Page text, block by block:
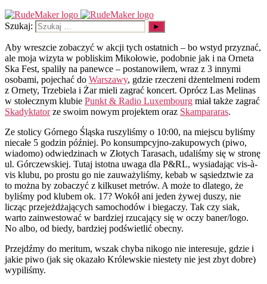
Szukaj:
Aby wreszcie zobaczyć w akcji tych ostatnich – bo wstyd przyznać,
ale moja wizyta w pobliskim Mikołowie, podobnie jak i na Orneta
Ska Fest, spaliły na panewce – postanowiłem, wraz z 3 innymi
osobami, pojechać do Warszawy, gdzie rzeczeni dżentelmeni rodem
z Ornety, Trzebiela i Żar mieli zagrać koncert. Oprócz Las Melinas
w stołecznym klubie Punkt & Radio Luxembourg miał także zagrać
Skadyktatorze swoim nowym projektem oraz Skampararas.
Ze stolicy Górnego Śląska ruszyliśmy o 10:00, na miejscu byliśmy
niecałe 5 godzin później. Po konsumpcyjno-zakupowych (piwo,
wiadomo) odwiedzinach w Złotych Tarasach, udaliśmy się w stronę
ul. Górczewskiej. Tutaj istotna uwaga dla P&RL, wysiadając vis-à-
vis klubu, po prostu go nie zauważyliśmy, kebab w sąsiedztwie za
to można by zobaczyć z kilkuset metrów. A może to dlatego, że
byliśmy pod klubem ok. 17? Wokół ani jeden żywej duszy, nie
licząc przejeżdżających samochodów i biegaczy. Tak czy siak,
warto zainwestować w bardziej rzucający się w oczy baner/logo.
No albo, od biedy, bardziej podświetlić obecny.
Przejdźmy do meritum, wszak chyba nikogo nie interesuje, gdzie i
jakie piwo (jak się okazało Królewskie niestety nie jest zbyt dobre)
wypiliśmy.